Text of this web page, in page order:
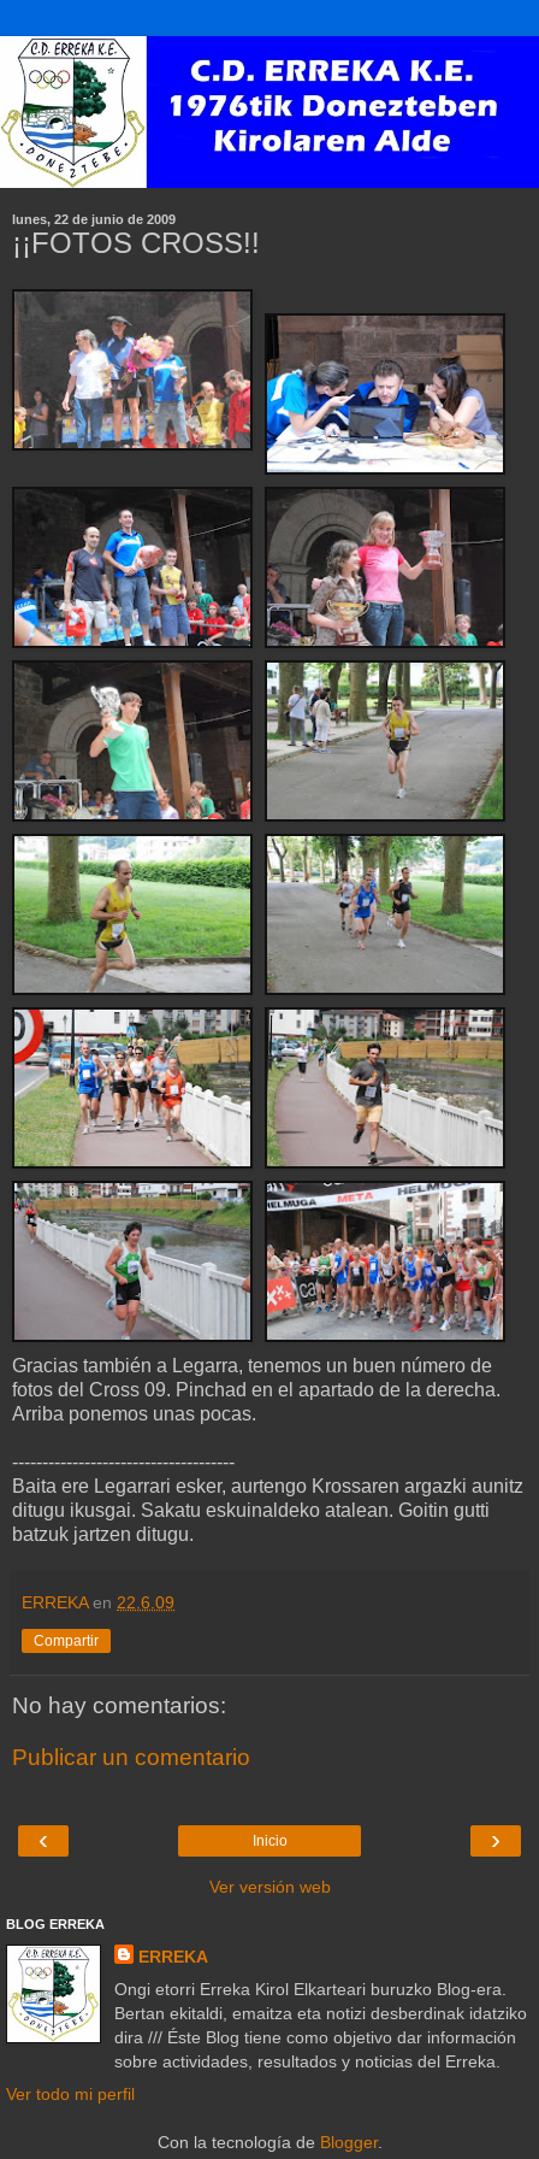
lunes, 22 de junio de 2009
¡¡FOTOS CROSS!!
Gracias también a Legarra, tenemos un buen número de
fotos del Cross 09. Pinchad en el apartado de la derecha.
Arriba ponemos unas pocas.
-------------------------------------
Baita ere Legarrari esker, aurtengo Krossaren argazki aunitz
ditugu ikusgai. Sakatu eskuinaldeko atalean. Goitin gutti
batzuk jartzen ditugu.
ERREKA en 22.6.09
Compartir
No hay comentarios:
Publicar un comentario
‹ ›
Inicio
Ver versión web
BLOG ERREKA
ERREKA
Ongi etorri Erreka Kirol Elkarteari buruzko Blog-era.
Bertan ekitaldi, emaitza eta notizi desberdinak idatziko
dira /// Éste Blog tiene como objetivo dar información
sobre actividades, resultados y noticias del Erreka.
Ver todo mi perfil
Con la tecnología de Blogger.